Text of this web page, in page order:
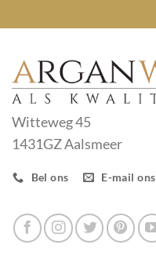
Witteweg 45
1431GZ Aalsmeer
Bel ons E-mail ons